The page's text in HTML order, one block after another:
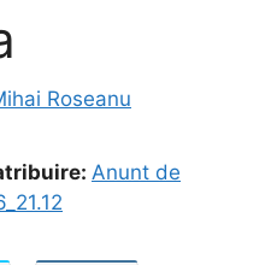
Roseanu
Anunt de